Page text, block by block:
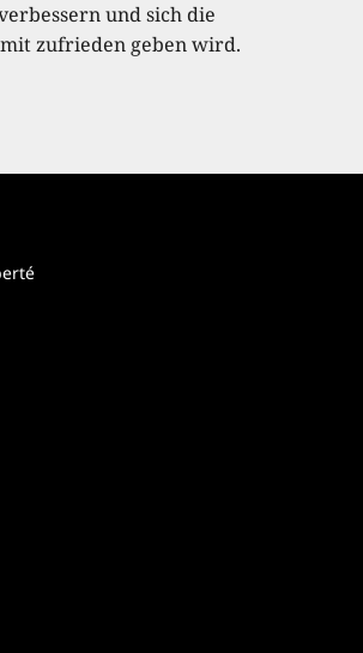
und sich die
zufrieden geben wird.